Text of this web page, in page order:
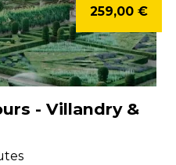
- Villandry &
259,00 €